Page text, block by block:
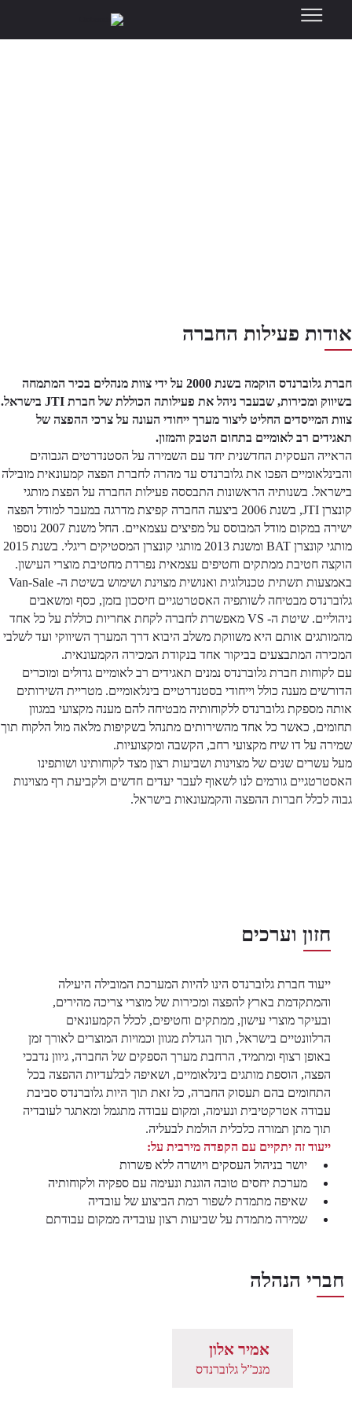
אודות פעילות החברה
חברת גלוברנדס הוקמה בשנת 2000 על ידי צוות מנהלים בכיר המתמחה
בשיווק ומכירות, שבעבר ניהל את פעילותה הכוללת של חברת JTI בישראל.
צוות המייסדים החליט ליצור מערך ייחודי העונה על צרכי ההפצה של
תאגידים רב לאומיים בתחום הטבק והמזון.
הראייה העסקית החדשנית יחד עם השמירה על הסטנדרטים הגבוהים
והבינלאומיים הפכו את גלוברנדס עד מהרה לחברת הפצה קמעונאית מובילה
בישראל. בשנותיה הראשונות התבססה פעילות החברה על הפצת מותגי
קונצרן JTI, בשנת 2006 ביצעה החברה קפיצת מדרגה במעבר למודל הפצה
ישירה במקום מודל המבוסס על מפיצים עצמאיים. החל משנת 2007 נוספו
מותגי קונצרן BAT ומשנת 2013 מותגי קונצרן המסטיקים ריגלי. בשנת 2015
הוקצה חטיבת ממתקים וחטיפים עצמאית נפרדת מחטיבת מוצרי העישון.
באמצעות תשתית טכנולוגית ואנושית מצוינת ושימוש בשיטת ה- Van-Sale
גלוברנדס מבטיחה לשותפיה האסטרטגיים חיסכון בזמן, כסף ומשאבים
ניהוליים. שיטת ה- VS מאפשרת לחברה לקחת אחריות כוללת על כל אחד
מהמותגים אותם היא משווקת משלב היבוא דרך המערך השיווקי ועד לשלבי
המכירה המתבצעים בביקור אחד בנקודת המכירה הקמעונאית.
עם לקוחות חברת גלוברנדס נמנים תאגידים רב לאומיים גדולים ומוכרים
הדורשים מענה כולל וייחודי בסטנדרטיים בינלאומיים. מטריית השירותים
אותה מספקת גלוברנדס ללקוחותיה מבטיחה להם מענה מקצועי במגוון
תחומים, כאשר כל אחד מהשירותים מתנהל בשקיפות מלאה מול הלקוח תוך
שמירה על דו שיח מקצועי רחב, הקשבה ומקצועיות.
מעל עשרים שנים של מצוינות ושביעות רצון מצד לקוחותינו ושותפינו
האסטרטגיים גורמים לנו לשאוף לעבר יעדים חדשים ולקביעת רף מצוינות
גבוה לכלל חברות ההפצה והקמעונאות בישראל.
חזון וערכים
ייעוד חברת גלוברנדס הינו להיות המערכת המובילה היעילה
והמתקדמת בארץ להפצה ומכירות של מוצרי צריכה מהירים,
ובעיקר מוצרי עישון, ממתקים וחטיפים, לכלל הקמעונאים
הרלוונטיים בישראל, תוך הגדלת מגוון וכמויות המוצרים לאורך זמן
באופן רצוף ומתמיד, הרחבת מערך הספקים של החברה, גיוון נדבכי
הפצה, הוספת מותגים בינלאומיים, ושאיפה לבלעדיות ההפצה בכל
התחומים בהם תעסוק החברה, כל זאת תוך היות גלוברנדס סביבת
עבודה אטרקטיבית ונעימה, ומקום עבודה מתגמל ומאתגר לעובדיה
תוך מתן תמורה כלכלית הולמת לבעליה.
ייעוד זה יתקיים עם הקפדה מירבית על:
יושר בניהול העסקים ויושרה ללא פשרות
מערכת יחסים טובה הוגנת ונעימה עם ספקיה ולקוחותיה
שאיפה מתמדת לשפור רמת הביצוע של עובדיה
שמירה מתמדת על שביעות רצון עובדיה ממקום עבודתם
חברי הנהלה
אמיר אלון
מנכ”ל גלוברנדס